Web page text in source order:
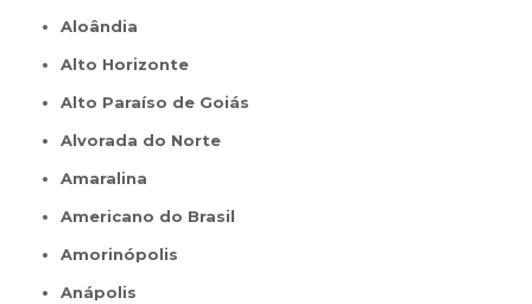
Aloândia
Alto Horizonte
Alto Paraíso de Goiás
Alvorada do Norte
Amaralina
Americano do Brasil
Amorinópolis
Anápolis